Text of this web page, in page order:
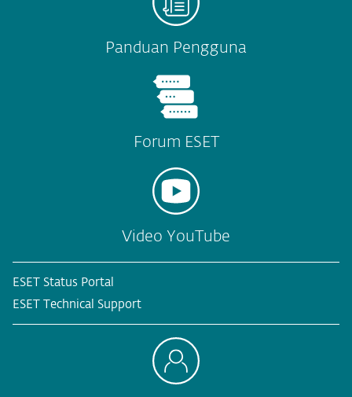
Panduan Pengguna
Forum ESET
Video YouTube
ESET Status Portal
ESET Technical Support